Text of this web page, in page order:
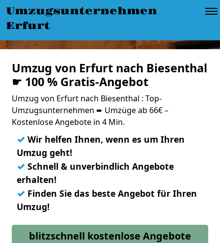
Umzugsunternehmen
Erfurt
Umzug von Erfurt nach Biesenthal
☛ 100 % Gratis-Angebot
Umzug von Erfurt nach Biesenthal : Top-
Umzugsunternehmen ➨ Umzüge ab 66€ –
Kostenlose Angebote in 4 Min.
✓ Wir helfen Ihnen, wenn es um Ihren
Umzug geht!
✓ Schnell & unverbindlich Angebote
erhalten!
✓ Finden Sie das beste Angebot für Ihren
Umzug!
blitzschnell kostenlose Angebote